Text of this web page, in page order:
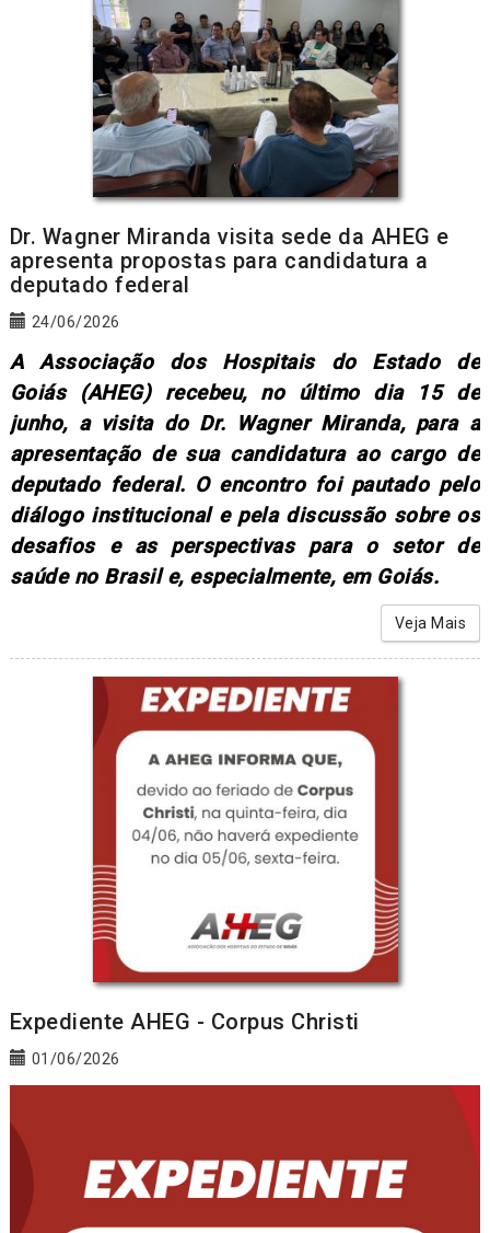
Dr. Wagner Miranda visita sede da AHEG e
apresenta propostas para candidatura a
deputado federal
24/06/2026
A Associação dos Hospitais do Estado de
Goiás (AHEG) recebeu, no último dia 15 de
junho, a visita do Dr. Wagner Miranda, para a
apresentação de sua candidatura ao cargo de
deputado federal. O encontro foi pautado pelo
diálogo institucional e pela discussão sobre os
desafios e as perspectivas para o setor de
saúde no Brasil e, especialmente, em Goiás.
Veja Mais
Expediente AHEG - Corpus Christi
01/06/2026